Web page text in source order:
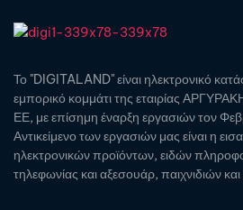
Το "DIGITALAND" είναι ηλεκτρονικό
εμπορικό κομμάτι της εταιρίας
ΕΕ, με επίσημη έναρξη εργασιών τον
Αντικείμενο των εργασιών μας είναι η
ηλεκτρονικών προϊόντων, ειδών
τηλεφωνίας και αξεσουάρ, παιχνιδιών